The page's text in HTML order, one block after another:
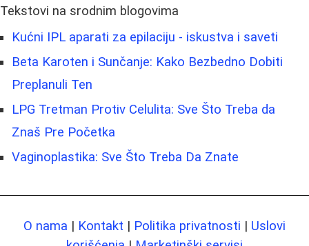
Tekstovi na srodnim blogovima
Kućni IPL aparati za epilaciju - iskustva i saveti
Beta Karoten i Sunčanje: Kako Bezbedno Dobiti
Preplanuli Ten
LPG Tretman Protiv Celulita: Sve Što Treba da
Znaš Pre Početka
Vaginoplastika: Sve Što Treba Da Znate
O nama | Kontakt | Politika privatnosti | Uslovi